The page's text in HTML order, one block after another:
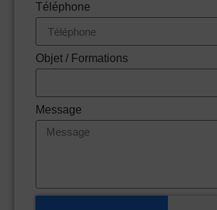
Téléphone
Objet / Formations
Message